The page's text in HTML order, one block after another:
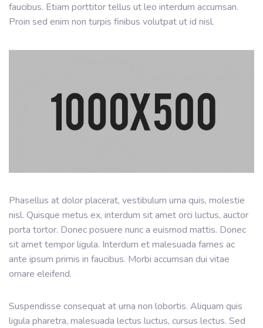
faucibus. Etiam porttitor tellus ut leo interdum accumsan.
Proin sed enim non turpis finibus volutpat ut id nisl.
Phasellus at dolor placerat, vestibulum urna quis, molestie
nisl. Quisque metus ex, interdum sit amet orci luctus, auctor
porta tortor. Donec posuere nunc a euismod mattis. Donec
sit amet tempor ligula. Interdum et malesuada fames ac
ante ipsum primis in faucibus. Morbi accumsan dui vitae
ornare eleifend.
Suspendisse consequat at urna non lobortis. Aliquam quis
ligula pharetra, malesuada lectus luctus, cursus lectus. Sed